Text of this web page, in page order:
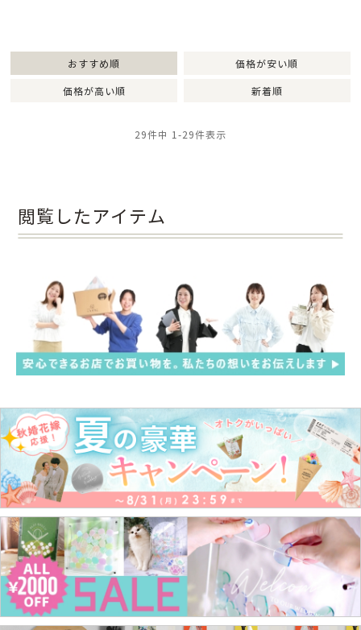
おすすめ順 価格が安い順
価格が高い順 新着順
29件中 1-29件表示
閲覧したアイテム